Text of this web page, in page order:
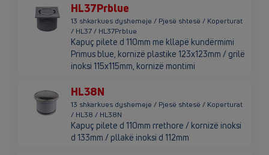
HL37Prblue
13 shkarkues dyshemeje / Pjesë shtesë / Koperturat
/ HL37 / HL37Prblue
Kapuç pilete d 110mm me kllapë kundërmimi
Primus blue, kornizë plastike 123x123mm / grilë
inoksi 115x115mm, kornizë montimi
HL38N
13 shkarkues dyshemeje / Pjesë shtesë / Koperturat
/ HL38 / HL38N
Kapuç pilete d 110mm rrethore / kornizë inoksi
d 133mm / pllakë inoksi d 112mm